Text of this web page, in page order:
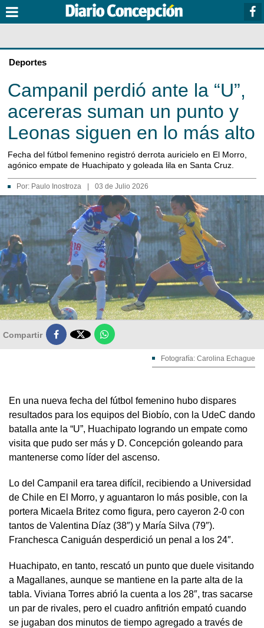
Deportes
Campanil perdió ante la “U”,
acereras suman un punto y
Leonas siguen en lo más alto
Fecha del fútbol femenino registró derrota auricielo en El Morro,
agónico empate de Huachipato y goleada lila en Santa Cruz.
Por: Paulo Inostroza 03 de Julio 2026
Compartir 
Fotografía: Carolina Echague
En una nueva fecha del fútbol femenino hubo dispares
resultados para los equipos del Biobío, con la UdeC dando
batalla ante la “U”, Huachipato logrando un empate como
visita que pudo ser más y D. Concepción goleando para
mantenerse como líder del ascenso.
Lo del Campanil era tarea difícil, recibiendo a Universidad
de Chile en El Morro, y aguantaron lo más posible, con la
portera Micaela Britez como figura, pero cayeron 2-0 con
tantos de Valentina Díaz (38″) y María Silva (79″).
Franchesca Caniguán desperdició un penal a los 24″.
Huachipato, en tanto, rescató un punto que duele visitando
a Magallanes, aunque se mantiene en la parte alta de la
tabla. Viviana Torres abrió la cuenta a los 28″, tras sacarse
un par de rivales, pero el cuadro anfitrión empató cuando
se jugaban dos minutos de tiempo agregado a través de